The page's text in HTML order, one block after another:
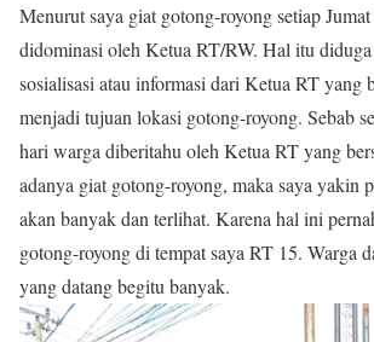
Menurut saya giat gotong-royong setiap
didominasi oleh Ketua RT/RW. Hal itu
sosialisasi atau informasi dari Ketua RT yang
menjadi tujuan lokasi gotong-royong. Sebab
hari warga diberitahu oleh Ketua RT yang
adanya giat gotong-royong, maka saya yakin
akan banyak dan terlihat. Karena hal ini
gotong-royong di tempat saya RT 15. Warga
yang datang begitu banyak.